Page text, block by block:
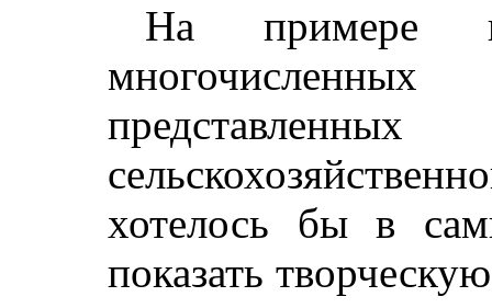
На примере
хотелось бы в
показать